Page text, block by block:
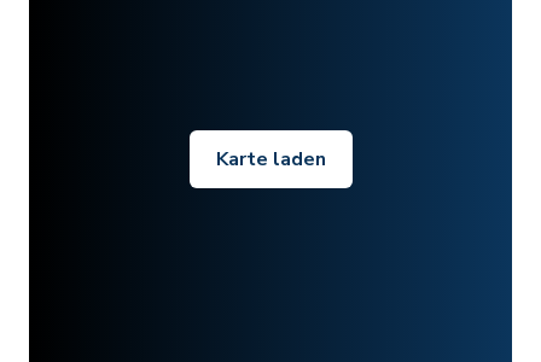
Karte laden